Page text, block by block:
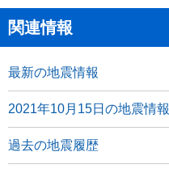
関連情報
最新の地震情報
2021年10月15日の地震情報
過去の地震履歴